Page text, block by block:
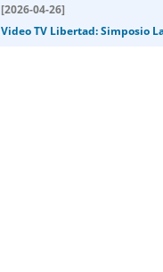
[2026-04-26]
Video TV Libertad: Simposio